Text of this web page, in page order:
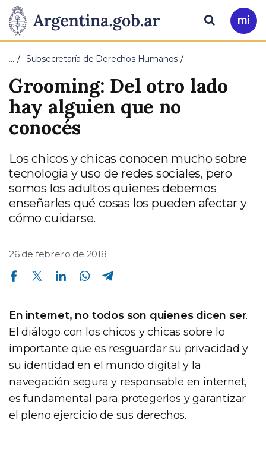
Presidencia
de
la
Nación
Pasar al contenido principal
Ir
a
Buscar
… Subsecretaría de Derechos Humanos
Grooming: Del otro lado
hay alguien que no
conocés
Los chicos y chicas conocen mucho sobre
tecnología y uso de redes sociales, pero
somos los adultos quienes debemos
enseñarles qué cosas los pueden afectar y
cómo cuidarse.
26 de febrero de 2018
Compartir en Facebook Compartir en Twitter Compartir en Linkedin Compartir en Whatsapp
En internet, no todos son quienes dicen ser.
El diálogo con los chicos y chicas sobre lo
importante que es resguardar su privacidad y
su identidad en el mundo digital y la
navegación segura y responsable en internet,
es fundamental para protegerlos y garantizar
el pleno ejercicio de sus derechos.